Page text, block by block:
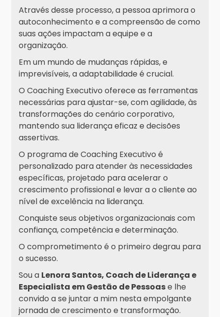
Através desse processo, a pessoa aprimora o
autoconhecimento e a compreensão de como
suas ações impactam a equipe e a
organização.
Em um mundo de mudanças rápidas, e
imprevisíveis, a adaptabilidade é crucial.
O Coaching Executivo oferece as ferramentas
necessárias para ajustar-se, com agilidade, às
transformações do cenário corporativo,
mantendo sua liderança eficaz e decisões
assertivas.
O programa de Coaching Executivo é
personalizado para atender às necessidades
específicas, projetado para acelerar o
crescimento profissional e levar a o cliente ao
nível de excelência na liderança.
Conquiste seus objetivos organizacionais com
confiança, competência e determinação.
O comprometimento é o primeiro degrau para
o sucesso.
Sou a Lenora Santos, Coach de Liderança e
Especialista em Gestão de Pessoase lhe
convido a se juntar a mim nesta empolgante
jornada de crescimento e transformação.